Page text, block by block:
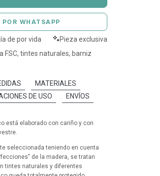
WHATSAPP
de por vida
Pieza exclusiva
FSC, tintes naturales, barniz
MATERIALES
DE USO ENVÍOS
está elaborado con cariño y con
seleccionada teniendo en cuenta
de la madera, se tratan
tintes naturales y diferentes